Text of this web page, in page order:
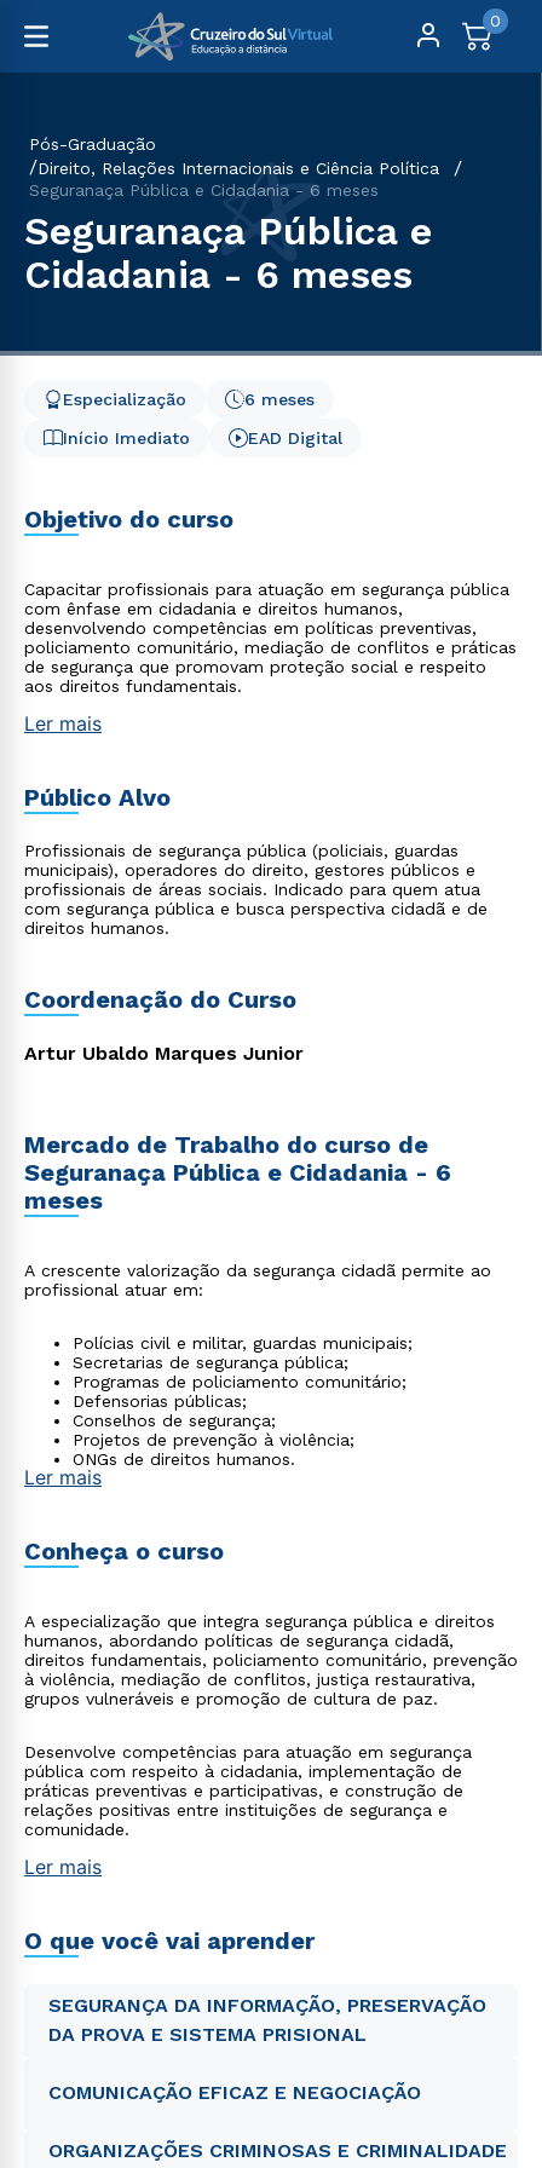
0
Pós-Graduação
Direito, Relações Internacionais e Ciência Política
Seguranaça Pública e Cidadania - 6 meses
Seguranaça Pública e
Cidadania - 6 meses
Início Imediato
6 meses
Especialização
EAD Digital
Objetivo do curso
Capacitar profissionais para atuação em segurança pública
com ênfase em cidadania e direitos humanos,
desenvolvendo competências em políticas preventivas,
policiamento comunitário, mediação de conflitos e práticas
de segurança que promovam proteção social e respeito
aos direitos fundamentais.
Ler mais
Público Alvo
Profissionais de segurança pública (policiais, guardas
municipais), operadores do direito, gestores públicos e
profissionais de áreas sociais. Indicado para quem atua
com segurança pública e busca perspectiva cidadã e de
direitos humanos.
Coordenação do Curso
Artur Ubaldo Marques Junior
Mercado de Trabalho do curso de
Seguranaça Pública e Cidadania - 6
meses
A crescente valorização da segurança cidadã permite ao
profissional atuar em:
Polícias civil e militar, guardas municipais;
Secretarias de segurança pública;
Programas de policiamento comunitário;
Defensorias públicas;
Conselhos de segurança;
Projetos de prevenção à violência;
ONGs de direitos humanos.
Ler mais
Conheça o curso
A especialização que integra segurança pública e direitos
humanos, abordando políticas de segurança cidadã,
direitos fundamentais, policiamento comunitário, prevenção
à violência, mediação de conflitos, justiça restaurativa,
grupos vulneráveis e promoção de cultura de paz.
Desenvolve competências para atuação em segurança
pública com respeito à cidadania, implementação de
práticas preventivas e participativas, e construção de
relações positivas entre instituições de segurança e
comunidade.
Ler mais
O que você vai aprender
SEGURANÇA DA INFORMAÇÃO, PRESERVAÇÃO
DA PROVA E SISTEMA PRISIONAL
COMUNICAÇÃO EFICAZ E NEGOCIAÇÃO
ORGANIZAÇÕES CRIMINOSAS E CRIMINALIDADE